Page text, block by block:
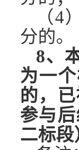
（4
分的。
8、
为一
的，
参与
二标段